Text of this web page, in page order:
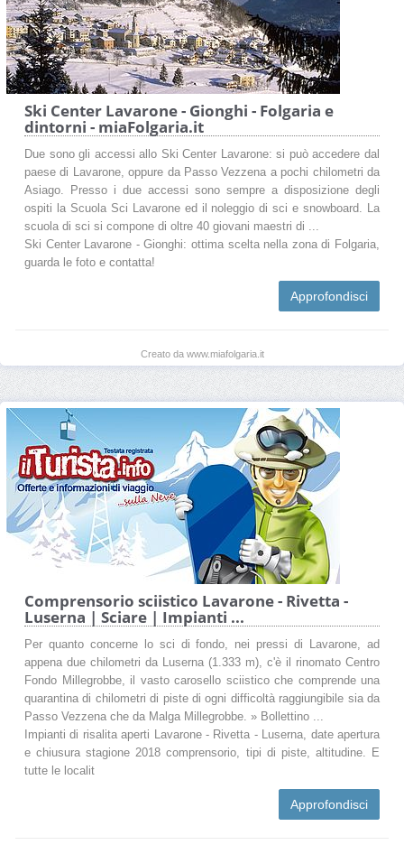
Ski Center Lavarone - Gionghi - Folgaria e
dintorni - miaFolgaria.it
Due sono gli accessi allo Ski Center Lavarone: si può accedere dal
paese di Lavarone, oppure da Passo Vezzena a pochi chilometri da
Asiago. Presso i due accessi sono sempre a disposizione degli
ospiti la Scuola Sci Lavarone ed il noleggio di sci e snowboard. La
scuola di sci si compone di oltre 40 giovani maestri di ...
Ski Center Lavarone - Gionghi: ottima scelta nella zona di Folgaria,
guarda le foto e contatta!
Approfondisci
Creato da www.miafolgaria.it
Comprensorio sciistico Lavarone - Rivetta -
Luserna | Sciare | Impianti ...
Per quanto concerne lo sci di fondo, nei pressi di Lavarone, ad
appena due chilometri da Luserna (1.333 m), c'è il rinomato Centro
Fondo Millegrobbe, il vasto carosello sciistico che comprende una
quarantina di chilometri di piste di ogni difficoltà raggiungibile sia da
Passo Vezzena che da Malga Millegrobbe. » Bollettino ...
Impianti di risalita aperti Lavarone - Rivetta - Luserna, date apertura
e chiusura stagione 2018 comprensorio, tipi di piste, altitudine. E
tutte le localit
Approfondisci